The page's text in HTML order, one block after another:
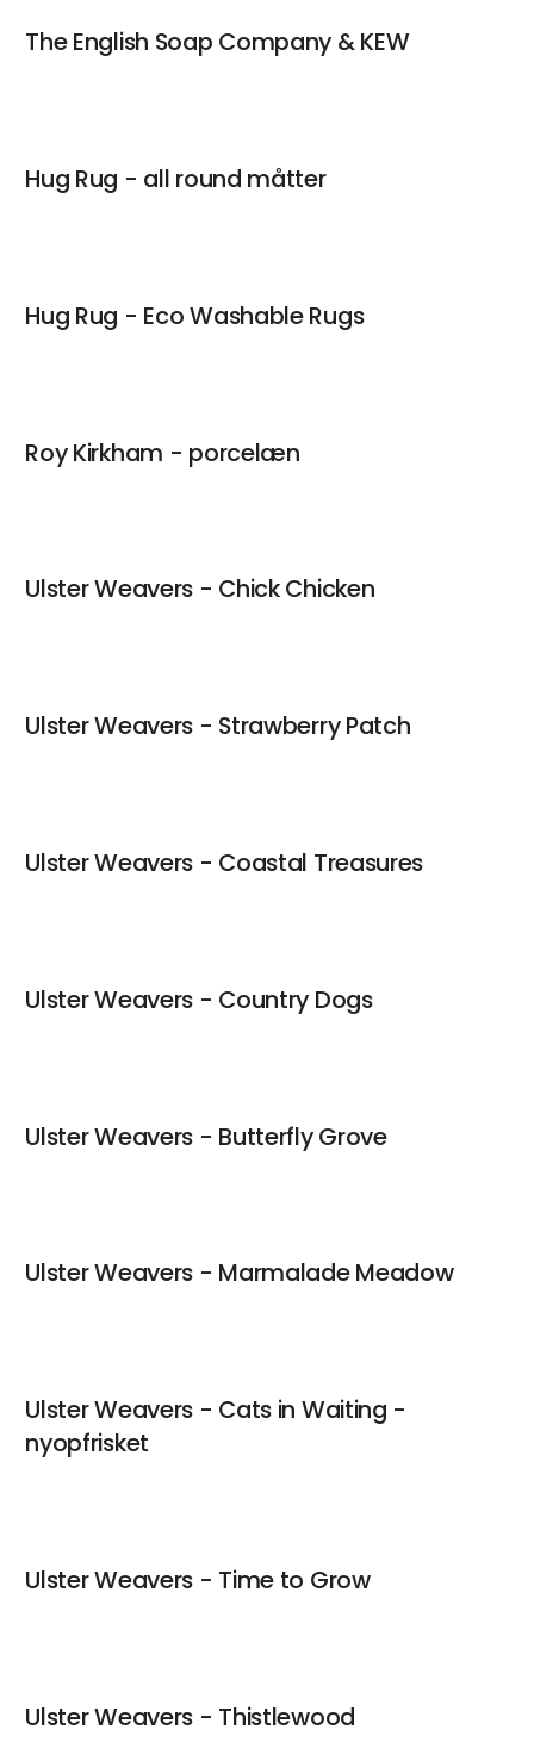
The English Soap Company & KEW
Hug Rug - all round måtter
Hug Rug - Eco Washable Rugs
Roy Kirkham - porcelæn
Ulster Weavers - Chick Chicken
Ulster Weavers - Strawberry Patch
Ulster Weavers - Coastal Treasures
Ulster Weavers - Country Dogs
Ulster Weavers - Butterfly Grove
Ulster Weavers - Marmalade Meadow
Ulster Weavers - Cats in Waiting -
nyopfrisket
Ulster Weavers - Time to Grow
Ulster Weavers - Thistlewood